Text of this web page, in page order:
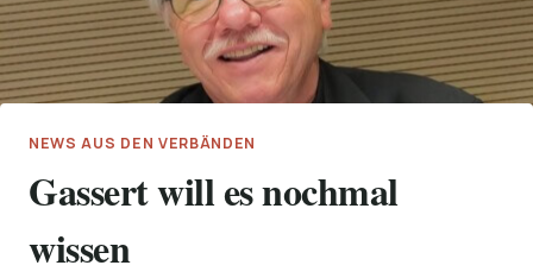
NEWS AUS DEN VERBÄNDEN
Gassert will es nochmal
wissen